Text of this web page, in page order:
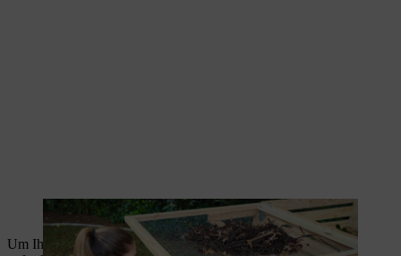
Frischer Humus hat eine feinkrümelige Konsistenz.
Um Ihren Kompost umzusetzen, schütten Sie den vom Sieb